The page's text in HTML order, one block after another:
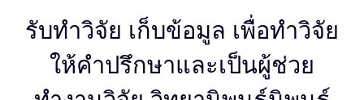
รับทำวิจัย เก็บข้อมูล เพื่อทำวิจัย
ให้คำปรึกษาและเป็นผู้ช่วย